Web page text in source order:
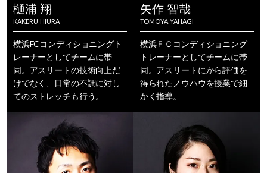
樋浦 翔
KAKERU HIURA
横浜FCコンディショニングト
レーナーとしてチームに帯
同。アスリートの技術向上だ
けでなく、日常の不調に対し
てのストレッチも行う。
矢作 智哉
TOMOYA YAHAGI
横浜ＦＣコンディショニング
トレーナーとしてチームに帯
同。アスリートにから評価を
得られたノウハウを授業で細
かく指導。